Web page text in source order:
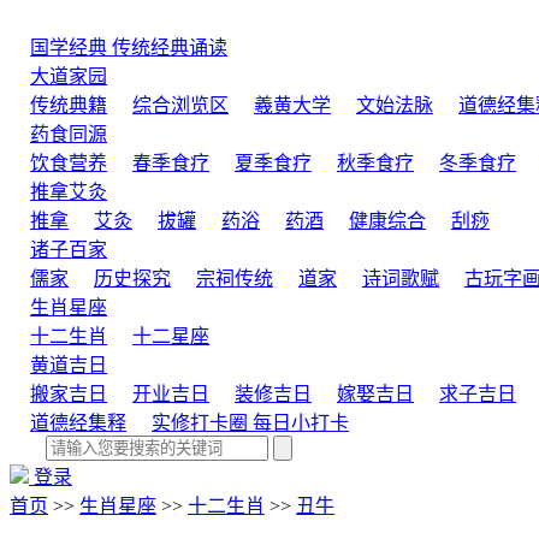
国学经典 传统经典诵读
大道家园
传统典籍
综合浏览区 羲黄大学 文始法脉
道德经集
药食同源
饮食营养
春季食疗 夏季食疗 秋季食疗 冬季食疗
推拿艾灸
推拿
艾灸 拔罐 药浴 药酒 健康综合
刮痧
诸子百家
儒家
历史探究 宗祠传统 道家 诗词歌赋 古玩字画
生肖星座
十二生肖
十二星座
黄道吉日
搬家吉日
开业吉日 装修吉日 嫁娶吉日
求子吉日
道德经集释
实修打卡圈 每日小打卡
登录
首页 >> 生肖星座 >> 十二生肖 >> 丑牛